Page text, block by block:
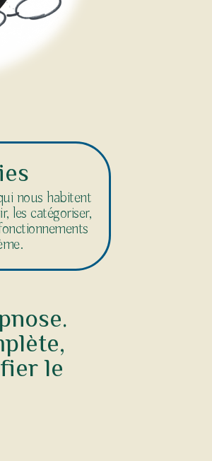
nous habitent
les catégoriser,
le